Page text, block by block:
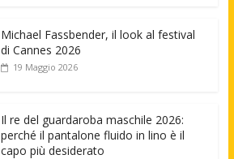
Michael Fassbender, il look al festival
di Cannes 2026
19 Maggio 2026
Il re del guardaroba maschile 2026:
perché il pantalone fluido in lino è il
capo più desiderato